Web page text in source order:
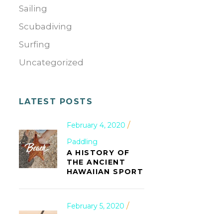
Sailing
Scubadiving
Surfing
Uncategorized
LATEST POSTS
February 4, 2020
Paddling
A HISTORY OF
THE ANCIENT
HAWAIIAN SPORT
February 5, 2020